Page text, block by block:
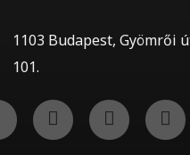
1103 Budapest, Gyömrői
101.